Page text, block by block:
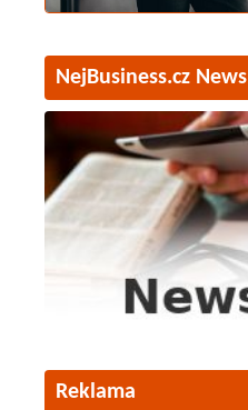
NejBusiness.cz News
Reklama